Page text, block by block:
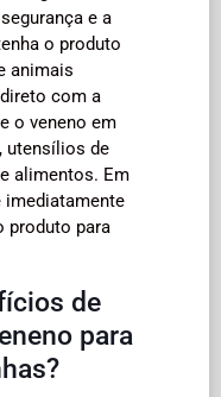
e a
o produto
animais
com a
o veneno em
utensílios de
alimentos. Em
imediatamente
produto para
de
para